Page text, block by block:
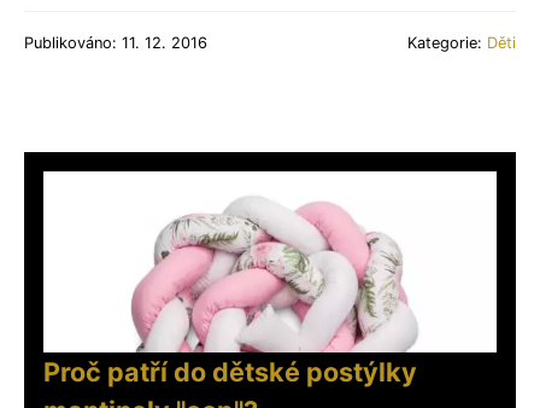
Publikováno: 11. 12. 2016 Kategorie: Děti
Proč patří do dětské postýlky